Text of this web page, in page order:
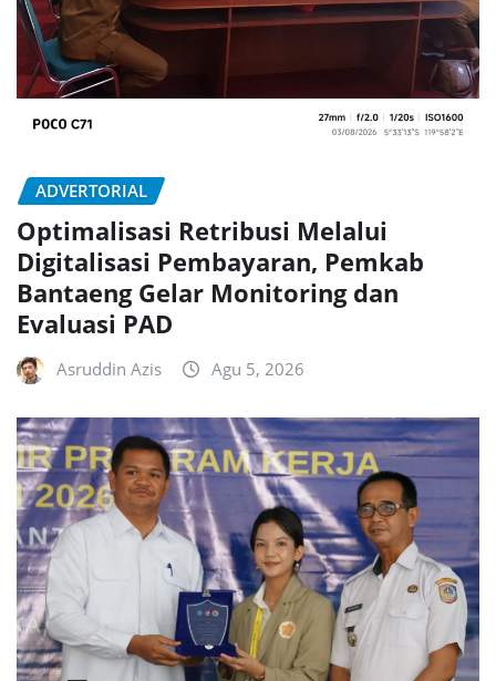
ADVERTORIAL
Optimalisasi Retribusi Melalui
Digitalisasi Pembayaran, Pemkab
Bantaeng Gelar Monitoring dan
Evaluasi PAD
Asruddin Azis Agu 5, 2026